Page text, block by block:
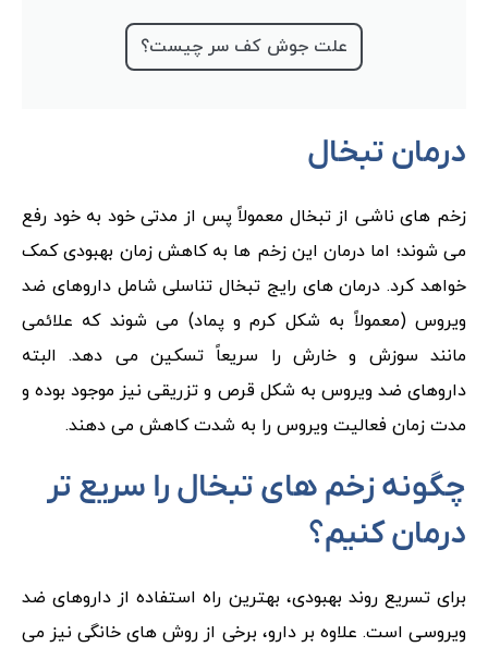
علت جوش کف سر چیست؟
درمان تبخال
زخم های ناشی از تبخال معمولاً پس از مدتی خود به خود رفع
می شوند؛ اما درمان این زخم ها به کاهش زمان بهبودی کمک
خواهد کرد. درمان های رایج تبخال تناسلی شامل داروهای ضد
ویروس (معمولاً به شکل کرم و پماد) می شوند که علائمی
مانند سوزش و خارش را سریعاً تسکین می دهد. البته
داروهای ضد ویروس به شکل قرص و تزریقی نیز موجود بوده و
مدت زمان فعالیت ویروس را به شدت کاهش می دهند.
چگونه زخم ‌های تبخال را سریع‌ تر
درمان کنیم؟
برای تسریع روند بهبودی، بهترین راه استفاده از داروهای ضد
ویروسی است. علاوه بر دارو، برخی از روش‌ های خانگی نیز می